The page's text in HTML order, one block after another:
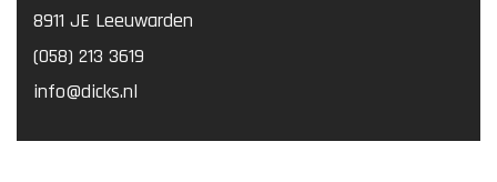
8911 JE Leeuwarden
(058) 213 3619
info@dicks.nl